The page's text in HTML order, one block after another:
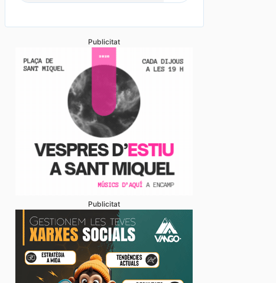
Publicitat
Publicitat